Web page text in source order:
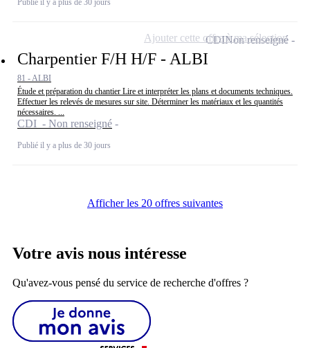
Publié il y a plus de 30 jours
Charpentier F/H H/F - ALBI
81 - ALBI
Étude et préparation du chantier Lire et interpréter les plans et documents techniques.
Effectuer les relevés de mesures sur site. Déterminer les matériaux et les quantités
nécessaires. ...
CDI - Non renseigné
Publié il y a plus de 30 jours
CDINon renseigné
Ajouter cette offre à ma sélection
Afficher les 20 offres suivantes
Votre avis nous intéresse
Qu'avez-vous pensé du service de recherche d'offres ?